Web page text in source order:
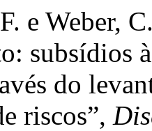
e Weber,
subsídios
do
riscos”,